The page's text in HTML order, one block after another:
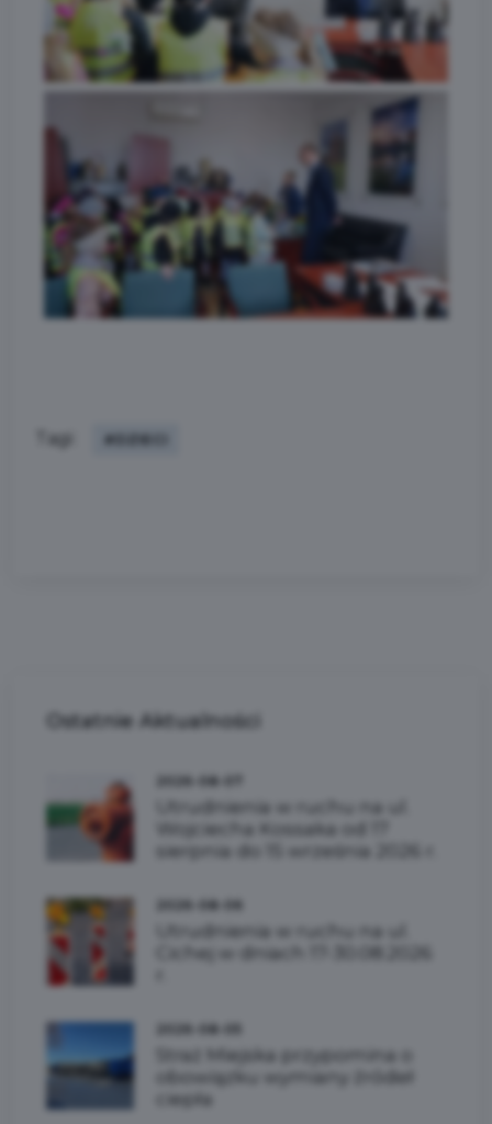
Tagi: #DZIECI
Ostatnie Aktualności
Utrudnienia w ruchu na ul.
Wojciecha Kossaka od 17
sierpnia do 15 września 2026 r.
Utrudnienia w ruchu na ul.
Cichej w dniach 17-30.08.2026
Straż Miejska przypomina o
obowiązku wymiany źródeł
ciepła